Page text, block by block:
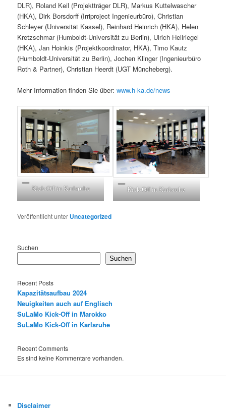
DLR), Roland Keil (Projektträger DLR), Markus Kuttelwascher
(HKA), Dirk Borsdorff (Irriproject Ingenieurbüro), Christian
Schleyer (Universität Kassel), Reinhard Heinrich (HKA), Helen
Kretzschmar (Humboldt-Universität zu Berlin), Ulrich Hellriegel
(HKA), Jan Hoinkis (Projektkoordinator, HKA), Timo Kautz
(Humboldt-Universität zu Berlin), Jochen Klinger (Ingenieurbüro
Roth & Partner), Christian Heerdt (UGT Müncheberg).
Mehr Information finden Sie über:www.h-ka.de/news
Kick-Off in Karlsruhe Kick-Off in Karlsruhe
Veröffentlicht unter Uncategorized
Suchen
Suchen
Recent Posts
Kapazitätsaufbau 2024
Neuigkeiten auch auf Englisch
SuLaMo Kick-Off in Marokko
SuLaMo Kick-Off in Karlsruhe
Recent Comments
Es sind keine Kommentare vorhanden.
Disclaimer